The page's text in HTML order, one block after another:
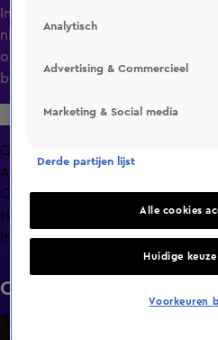
In Het Blok zien Sonja en
niet genoeg budget voor de
oplevering van de woonkamer
beslissing…
Overzicht
Afleveringen
Clips
Hoe is het nu met?
Info
Clips
Analytisch
Advertising & Commercieel
Marketing & Social media
Derde partijen lijst
Alle cookies
Huidige
Voorkeuren